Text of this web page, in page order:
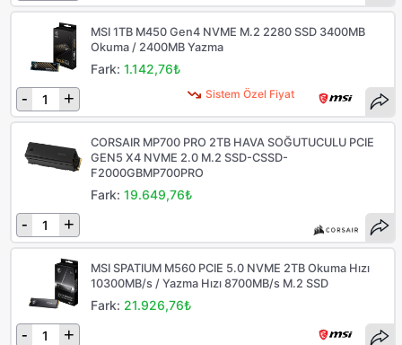
Sistem Özel Fiyat
MSI 1TB M450 Gen4 NVME M.2 2280 SSD 3400MB
Okuma / 2400MB Yazma
Fark:1.142,76₺
- +
CORSAIR MP700 PRO 2TB HAVA SOĞUTUCULU PCIE
GEN5 X4 NVME 2.0 M.2 SSD-CSSD-
F2000GBMP700PRO
Fark:19.649,76₺
- +
MSI SPATIUM M560 PCIE 5.0 NVME 2TB Okuma Hızı
10300MB/s / Yazma Hızı 8700MB/s M.2 SSD
Fark: 21.926,76₺
- +